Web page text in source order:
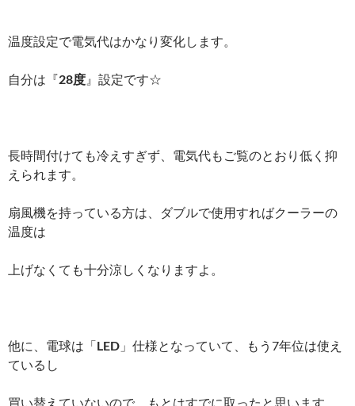
温度設定で電気代はかなり変化します。
自分は『28度 』設定です☆
長時間付けても冷えすぎず、電気代もご覧のとおり低く抑
えられます。
扇風機を持っている方は、ダブルで使用すればクーラーの
温度は
上げなくても十分涼しくなりますよ。
他に、電球は「LED 」仕様となっていて、もう7年位は使え
ているし
買い替えていないので、もとはすでに取ったと思います。